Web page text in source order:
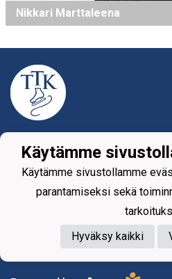
Nikkari Marttaleena
Tikkurilan Taitoluisteluklubi ry
Yhteystiedot
Käytämme
Käytämme sivustollamme
parantamiseksi sekä
Hyväksy kaikki